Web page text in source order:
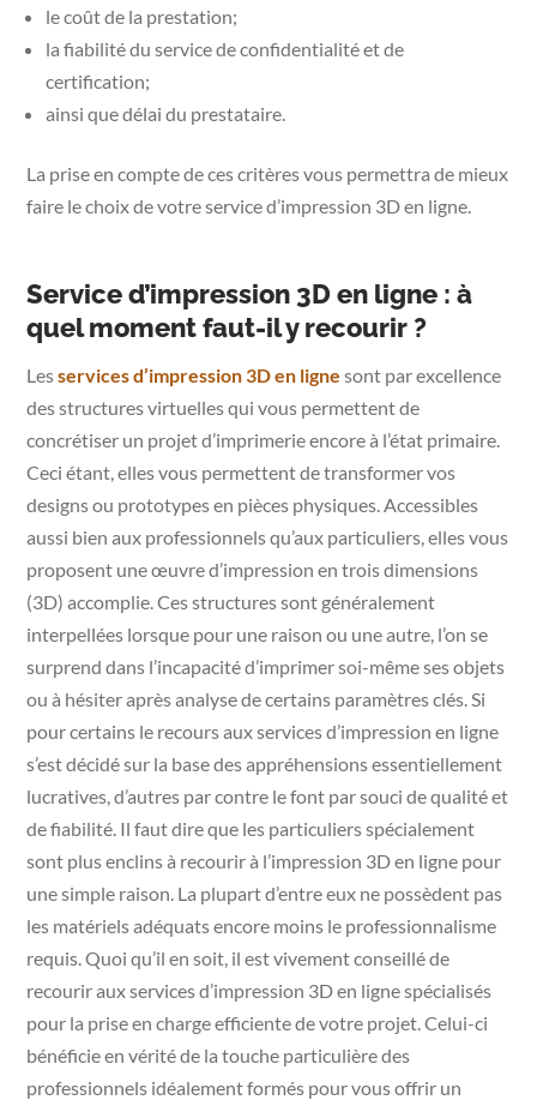
le coût de la prestation;
la fiabilité du service de confidentialité et de
certification;
ainsi que délai du prestataire.
La prise en compte de ces critères vous permettra de mieux
faire le choix de votre service d’impression 3D en ligne.
Service d’impression 3D en ligne : à
quel moment faut-il y recourir ?
Lesservices d’impression 3D en ligne sont par excellence
des structures virtuelles qui vous permettent de
concrétiser un projet d’imprimerie encore à l’état primaire.
Ceci étant, elles vous permettent de transformer vos
designs ou prototypes en pièces physiques. Accessibles
aussi bien aux professionnels qu’aux particuliers, elles vous
proposent une œuvre d’impression en trois dimensions
(3D) accomplie. Ces structures sont généralement
interpellées lorsque pour une raison ou une autre, l’on se
surprend dans l’incapacité d’imprimer soi-même ses objets
ou à hésiter après analyse de certains paramètres clés. Si
pour certains le recours aux services d’impression en ligne
s’est décidé sur la base des appréhensions essentiellement
lucratives, d’autres par contre le font par souci de qualité et
de fiabilité. Il faut dire que les particuliers spécialement
sont plus enclins à recourir à l’impression 3D en ligne pour
une simple raison. La plupart d’entre eux ne possèdent pas
les matériels adéquats encore moins le professionnalisme
requis. Quoi qu’il en soit, il est vivement conseillé de
recourir aux services d’impression 3D en ligne spécialisés
pour la prise en charge efficiente de votre projet. Celui-ci
bénéficie en vérité de la touche particulière des
professionnels idéalement formés pour vous offrir un